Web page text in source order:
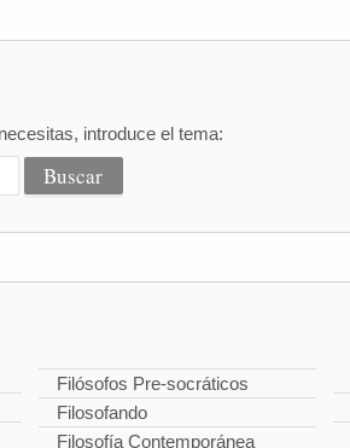
introduce el tema:
Filósofos Pre-socráticos
Filosofando
Filosofía Contemporánea